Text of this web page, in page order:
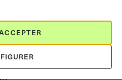
pour e-
: ce que